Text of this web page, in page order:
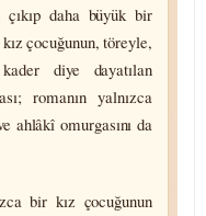
daha büyük bir
çocuğunun, töreyle,
diye dayatılan
romanın yalnızca
ahlâkî omurgasını da
bir kız çocuğunun